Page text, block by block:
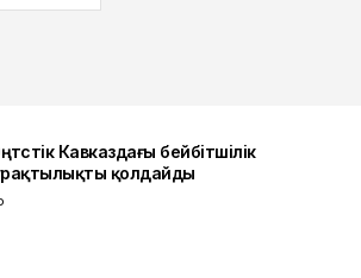
Кавказдағы бейбітшілік
қолдайды